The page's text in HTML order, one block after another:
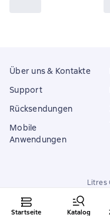
Startseite Katalog
Über uns & Kontakte
Support
Rücksendungen
Mobile
Anwendungen
Litres